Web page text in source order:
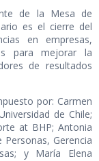
de la Mesa de
es el cierre del
en empresas,
para mejorar la
de resultados
por: Carmen
de Chile;
at BHP; Antonia
Gerencia
y María Elena